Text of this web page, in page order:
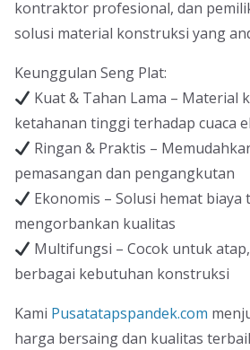
kontraktor profesional, dan
solusi material konstruksi yang
Keunggulan Seng Plat:
Kuat & Tahan Lama – Material
ketahanan tinggi terhadap cuaca
Ringan & Praktis –
pemasangan dan pengangkutan
Ekonomis – Solusi hemat biaya
mengorbankan kualitas
Multifungsi – Cocok untuk
berbagai kebutuhan konstruksi
Kami Pusatatapspandek.com
harga bersaing dan kualitas